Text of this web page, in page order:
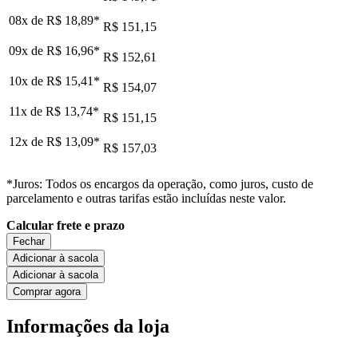
08x de R$ 18,89* R$ 151,15
09x de R$ 16,96* R$ 152,61
10x de R$ 15,41 * R$ 154,07
11x de R$ 13,74* R$ 151,15
12x de R$ 13,09* R$ 157,03
*Juros: Todos os encargos da operação, como juros, custo de
parcelamento e outras tarifas estão incluídas neste valor.
Calcular frete e prazo
Fechar
Adicionar à sacola
Adicionar à sacola
Comprar agora
Informações da loja